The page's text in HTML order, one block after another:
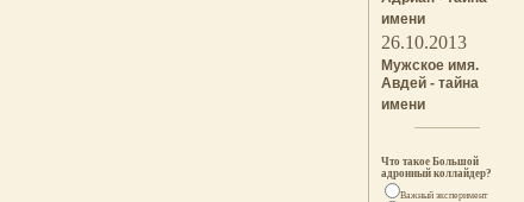
имени
26.10.2013
Мужское имя.
Авдей - тайна
имени
Что такое Большой
адронный коллайдер?
Важный эксперимент